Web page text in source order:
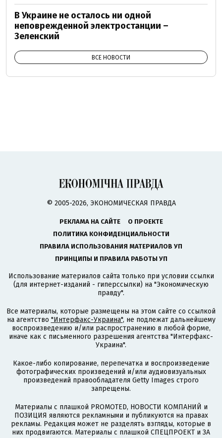
В Украине не осталось ни одной
неповрежденной электростанции –
Зеленский
ВСЕ НОВОСТИ
© 2005-2026, ЭКОНОМИЧЕСКАЯ ПРАВДА
РЕКЛАМА НА САЙТЕ
О ПРОЕКТЕ
ПОЛИТИКА КОНФИДЕНЦИАЛЬНОСТИ
ПРАВИЛА ИСПОЛЬЗОВАНИЯ МАТЕРИАЛОВ УП
ПРИНЦИПЫ И ПРАВИЛА РАБОТЫ УП
Использование материалов сайта только при условии ссылки
(для интернет-изданий - гиперссылки) на "Экономическую
правду".
Все материалы, которые размещены на этом сайте со ссылкой
на агентство "Интерфакс-Украина", не подлежат дальнейшему
воспроизведению и/или распространению в любой форме,
иначе как с письменного разрешения агентства "Интерфакс-
Украина".
Какое-либо копирование, перепечатка и воспроизведение
фотографических произведений и/или аудиовизуальных
произведений правообладателя Getty Images строго
запрещены.
Материалы с плашкой PROMOTED, НОВОСТИ КОМПАНИЙ и
ПОЗИЦИЯ являются рекламными и публикуются на правах
рекламы. Редакция может не разделять взгляды, которые в
них продвигаются. Материалы с плашкой СПЕЦПРОЕКТ и ЗА